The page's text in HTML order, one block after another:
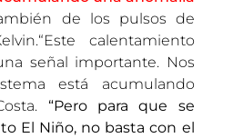
de los pulsos de
calentamiento
señal importante. Nos
está acumulando
“Pero para que se
El Niño, no basta con el